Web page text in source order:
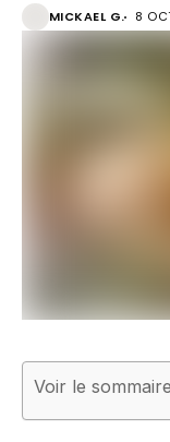
MICKAEL G. 8
Voir le sommaire